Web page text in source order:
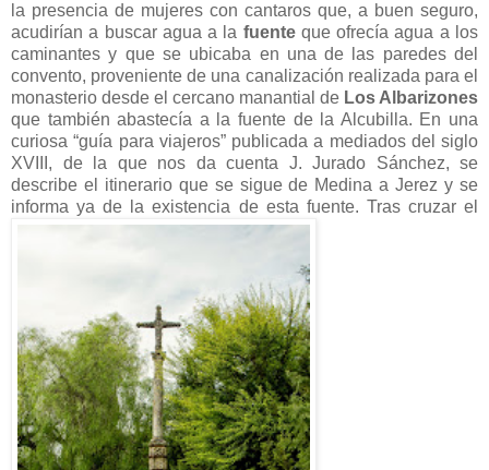
la presencia de mujeres con cantaros que, a buen seguro,
acudirían a buscar agua a la fuenteque ofrecía agua a los
caminantes y que se ubicaba en una de las paredes del
convento, proveniente de una canalización realizada para el
monasterio desde el cercano manantial de Los Albarizones
que también abastecía a la fuente de la Alcubilla. En una
curiosa “guía para viajeros” publicada a mediados del siglo
XVIII, de la que nos da cuenta J. Jurado Sánchez, se
describe el itinerario que se sigue de Medina a Jerez y se
informa ya de la existencia de esta fuente. Tras cruzar el